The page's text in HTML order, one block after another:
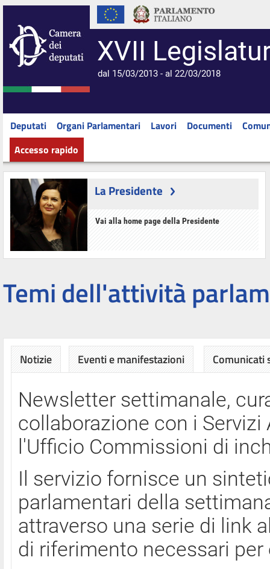
XVII
dal 15/03/2013 - al 22/03/2018
Deputati Organi Parlamentari Lavori Documenti
Accesso rapido
La Presidente
Vai alla home page della Presidente
Temi dell'attività
Notizie Eventi e manifestazioni Comunicati
Newsletter settimanale,
collaborazione con i
l'Ufficio Commissioni di
Il servizio fornisce un
parlamentari della
attraverso una serie di link
di riferimento necessari